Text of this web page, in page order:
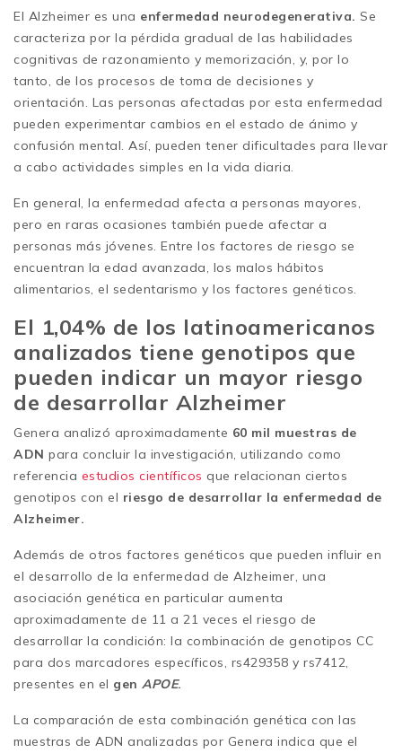
El Alzheimer es una enfermedad neurodegenerativa. Se
caracteriza por la pérdida gradual de las habilidades
cognitivas de razonamiento y memorización, y, por lo
tanto, de los procesos de toma de decisiones y
orientación. Las personas afectadas por esta enfermedad
pueden experimentar cambios en el estado de ánimo y
confusión mental. Así, pueden tener dificultades para llevar
a cabo actividades simples en la vida diaria.
En general, la enfermedad afecta a personas mayores,
pero en raras ocasiones también puede afectar a
personas más jóvenes. Entre los factores de riesgo se
encuentran la edad avanzada, los malos hábitos
alimentarios, el sedentarismo y los factores genéticos.
El 1,04% de los latinoamericanos
analizados tiene genotipos que
pueden indicar un mayor riesgo
de desarrollar Alzheimer
Genera analizó aproximadamente 60 mil muestras de
ADN para concluir la investigación, utilizando como
referencia estudios científicos que relacionan ciertos
genotipos con el riesgo de desarrollar la enfermedad de
Alzheimer.
Además de otros factores genéticos que pueden influir en
el desarrollo de la enfermedad de Alzheimer, una
asociación genética en particular aumenta
aproximadamente de 11 a 21 veces el riesgo de
desarrollar la condición: la combinación de genotipos CC
para dos marcadores específicos, rs429358 y rs7412,
presentes en el gen APOE.
La comparación de esta combinación genética con las
muestras de ADN analizadas por Genera indica que el